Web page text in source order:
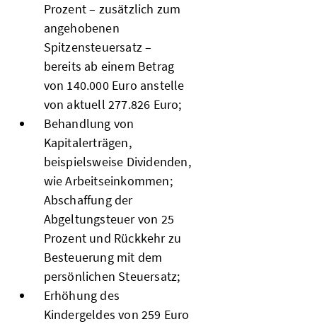
Prozent – zusätzlich zum
angehobenen
Spitzensteuersatz –
bereits ab einem Betrag
von 140.000 Euro anstelle
von aktuell 277.826 Euro;
Behandlung von
Kapitalerträgen,
beispielsweise Dividenden,
wie Arbeitseinkommen;
Abschaffung der
Abgeltungsteuer von 25
Prozent und Rückkehr zu
Besteuerung mit dem
persönlichen Steuersatz;
Erhöhung des
Kindergeldes von 259 Euro